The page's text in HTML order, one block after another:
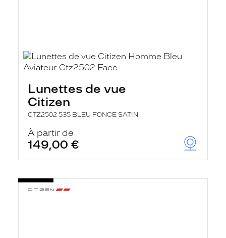
Lunettes de vue
Citizen
CTZ2502 535 BLEU FONCE SATIN
À partir de
149,00 €